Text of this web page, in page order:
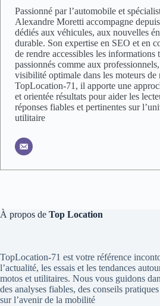
Passionné par l’automobile et
Alexandre Moretti accompagne
dédiés aux véhicules, aux nouvelles
durable. Son expertise en SEO et en
de rendre accessibles les informations
passionnés comme aux
visibilité optimale dans les moteurs de
TopLocation-71, il apporte une
et orientée résultats pour aider les
réponses fiables et pertinentes sur
utilitaire
À propos de Top Location
TopLocation-71 est votre référence
l’actualité, les essais et les tendances
motos et utilitaires. Nous vous guidons
des analyses fiables, des conseils
sur l’avenir de la mobilité